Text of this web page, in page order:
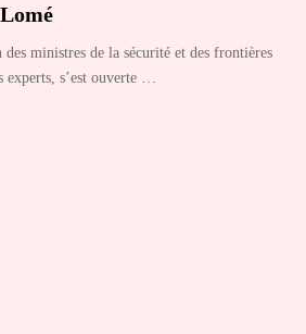
des ministres de la sécurité et des frontières
experts, s’est ouverte …